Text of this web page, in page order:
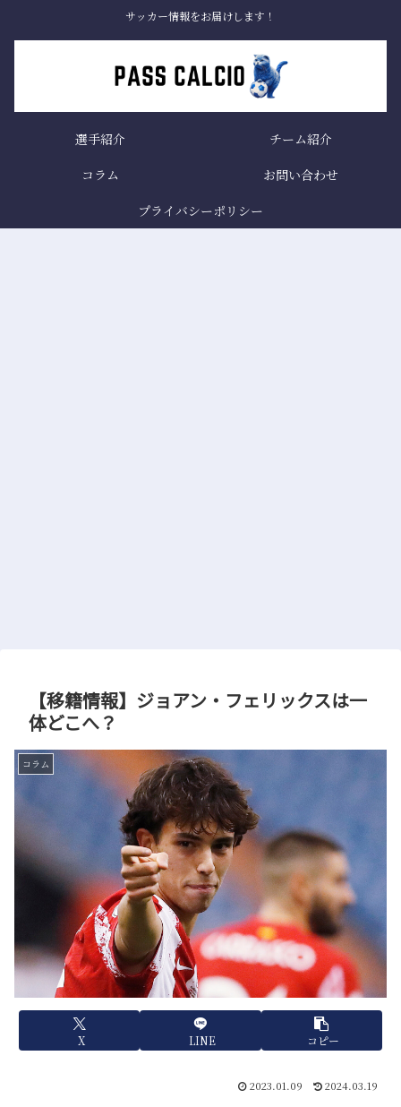
サッカー情報をお届けします！
選手紹介
チーム紹介
コラム
お問い合わせ
プライバシーポリシー
【移籍情報】ジョアン・フェリックスは一
体どこへ？
コラム
X LINE コピー
2023.01.09 2024.03.19